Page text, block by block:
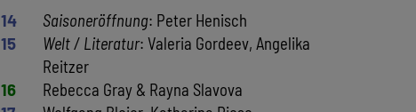
14 Saisoneröffnung: Peter Henisch
15
Welt / Literatur: Valeria Gordeev, Angelika
Reitzer
16
Rebecca Gray & Rayna Slavova